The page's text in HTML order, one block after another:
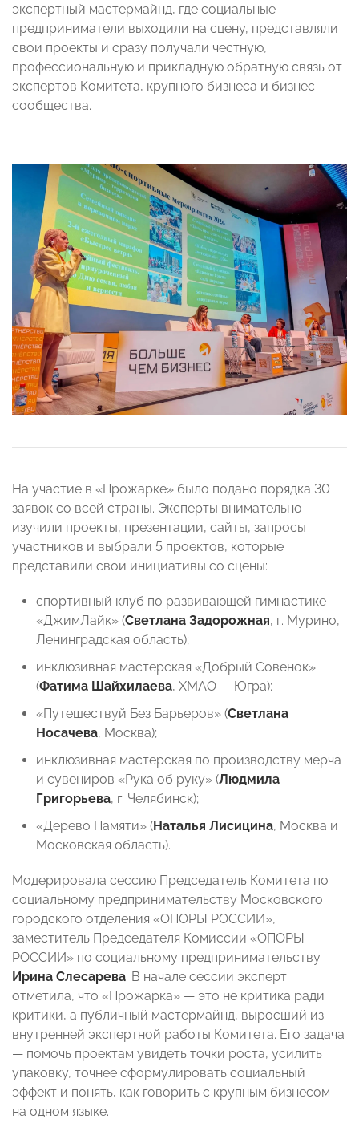
экспертный мастермайнд, где социальные
предприниматели выходили на сцену, представляли
свои проекты и сразу получали честную,
профессиональную и прикладную обратную связь от
экспертов Комитета, крупного бизнеса и бизнес-
сообщества.
На участие в «Прожарке» было подано порядка 30
заявок со всей страны. Эксперты внимательно
изучили проекты, презентации, сайты, запросы
участников и выбрали 5 проектов, которые
представили свои инициативы со сцены:
спортивный клуб по развивающей гимнастике
«ДжимЛайк» (Светлана Задорожная, г. Мурино,
Ленинградская область);
инклюзивная мастерская «Добрый Совенок»
(Фатима Шайхилаева, ХМАО — Югра);
«Путешествуй Без Барьеров» (Светлана
Носачева, Москва);
инклюзивная мастерская по производству мерча
и сувениров «Рука об руку» (Людмила
Григорьева, г. Челябинск);
«Дерево Памяти» (Наталья Лисицина, Москва и
Московская область).
Модерировала сессию Председатель Комитета по
социальному предпринимательству Московского
городского отделения «ОПОРЫ РОССИИ»,
заместитель Председателя Комиссии «ОПОРЫ
РОССИИ» по социальному предпринимательству
Ирина Слесарева. В начале сессии эксперт
отметила, что «Прожарка» — это не критика ради
критики, а публичный мастермайнд, выросший из
внутренней экспертной работы Комитета. Его задача
— помочь проектам увидеть точки роста, усилить
упаковку, точнее сформулировать социальный
эффект и понять, как говорить с крупным бизнесом
на одном языке.